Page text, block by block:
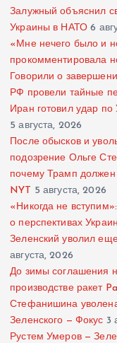
Залужный объяснил
Украины в НАТО 6
«Мне нечего было и
прокомментировала
Говорили о
РФ провели тайные
Иран готовил удар
5 августа, 2026
После обысков и
подозрение Ольге
почему Трамп должен
NYT 5 августа, 2026
«Никогда не
о перспективах
Зеленский уволил
августа, 2026
До зимы соглашения
производстве ракет
Стефанишина
Зеленского — Фокус 3
Рустем Умеров —